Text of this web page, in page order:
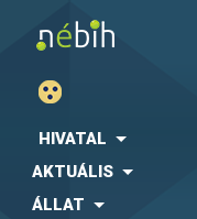
HIVATAL
AKTUÁLIS
ÁLLAT